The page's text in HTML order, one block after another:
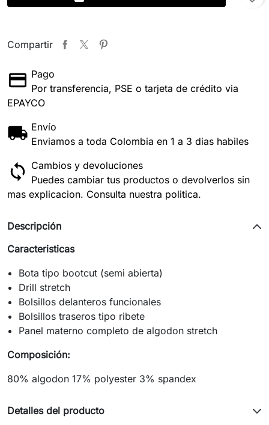
Compartir
Pago
Por transferencia, PSE o tarjeta de crédito via
EPAYCO
Envío
Enviamos a toda Colombia en 1 a 3 dias habiles
Cambios y devoluciones
Puedes cambiar tus productos o devolverlos sin
mas explicacion. Consulta nuestra politica.
Descripción
Caracteristicas
Bota tipo bootcut (semi abierta)
Drill stretch
Bolsillos delanteros funcionales
Bolsillos traseros tipo ribete
Panel materno completo de algodon stretch
Composición:
80% algodon 17% polyester 3% spandex
Detalles del producto